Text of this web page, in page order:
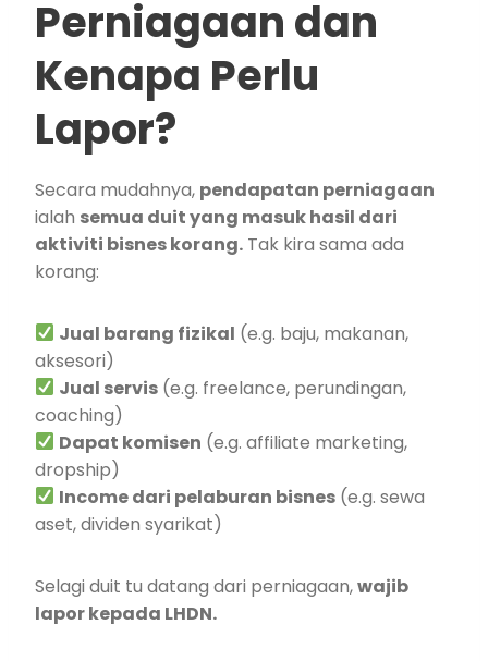
Perniagaan dan
Kenapa Perlu
Lapor?
Secara mudahnya, pendapatan perniagaan
ialah semua duit yang masuk hasil dari
aktiviti bisnes korang. Tak kira sama ada
korang:
Jual barang fizikal (e.g. baju, makanan,
aksesori)
Jual servis (e.g. freelance, perundingan,
coaching)
Dapat komisen (e.g. affiliate marketing,
dropship)
Income dari pelaburan bisnes (e.g. sewa
aset, dividen syarikat)
Selagi duit tu datang dari perniagaan,wajib
lapor kepada LHDN.